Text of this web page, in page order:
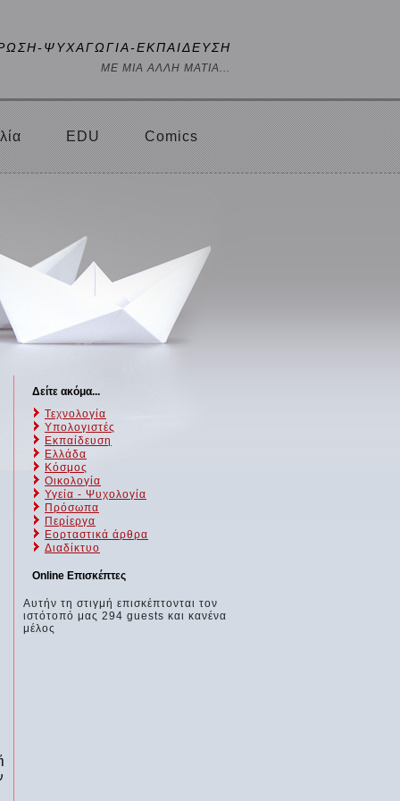
ΨΥΧΑΓΩΓΙΑ-ΕΚΠΑΙΔΕΥΣΗ
ΜΕ ΜΙΑ ΑΛΛΗ ΜΑΤΙΑ...
EDU Comics
Δείτε ακόμα...
Τεχνολογία
Υπολογιστές
Εκπαίδευση
Ελλάδα
Κόσμος
Οικολογία
Υγεία - Ψυχολογία
Πρόσωπα
Περίεργα
Εορταστικά άρθρα
Διαδίκτυο
Online Επισκέπτες
Αυτήν τη στιγμή επισκέπτονται τον
ιστότοπό μας 294 guests και κανένα
μέλος